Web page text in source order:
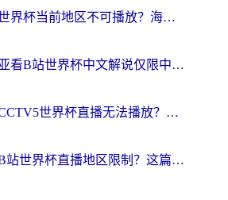
在美国看世界杯当前地区不可播放？海外党体育观赛终极指南来了！
在澳大利亚看B站世界杯中文解说仅限中国大陆？这篇指南帮你打破限制看遍赛事
在海外看CCTV5世界杯直播无法播放？这篇指南让你和国内球迷同步呐喊
在韩国看B站世界杯直播地区限制？这篇指南让你告别“当前地区不可播放”